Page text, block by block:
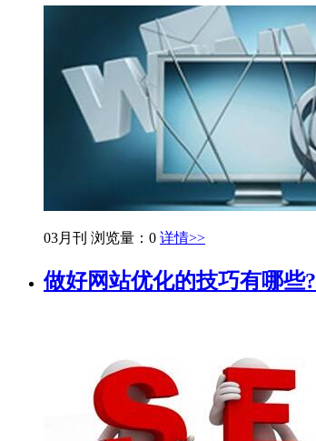
03月刊 浏览量：0 详情>>
做好网站优化的技巧有哪些?